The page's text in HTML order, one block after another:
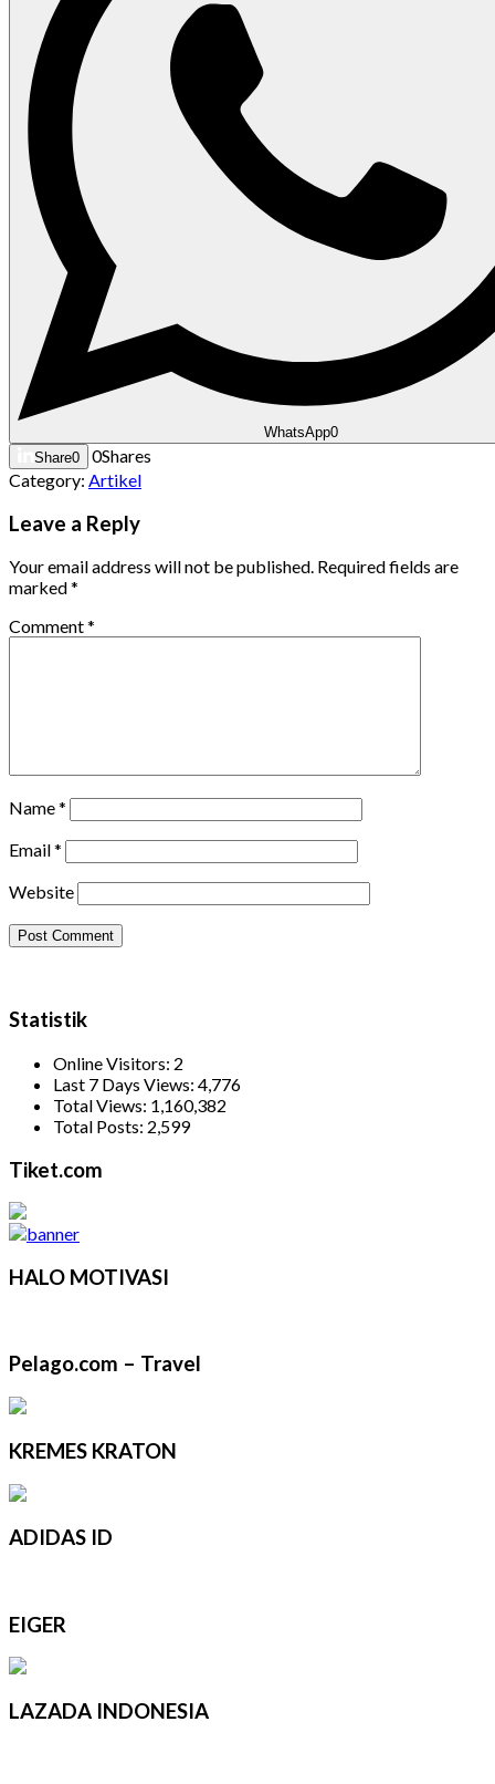
WhatsApp0
Share0 0Shares
Category: Artikel
Leave a Reply
Your email address will not be published. Required fields are
marked*
Comment*
Name*
Email*
Website
Statistik
Online Visitors: 2
Last 7 Days Views: 4,776
Total Views: 1,160,382
Total Posts: 2,599
Tiket.com
HALO MOTIVASI
Pelago.com – Travel
KREMES KRATON
ADIDAS ID
EIGER
LAZADA INDONESIA